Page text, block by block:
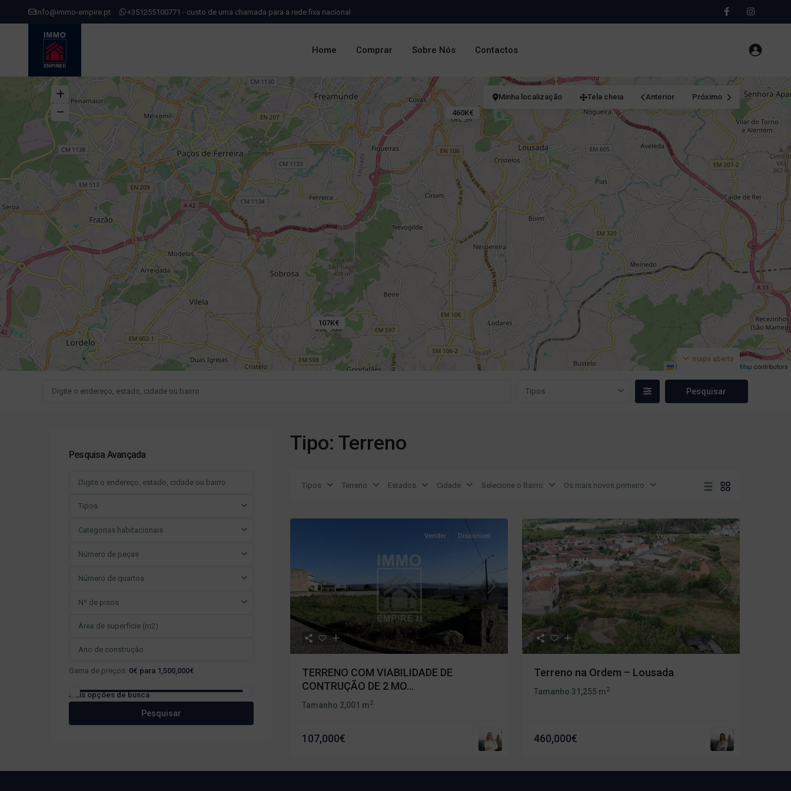
info@immo-empire.pt +351255100771 - custo de uma chamada para a rede fixa nacional
Home Comprar Sobre Nós Contactos
107K€
460K€
Leaflet © OpenStreetMapcontributors
mapa aberto
Minha localização Tela cheia Anterior Próximo
Tipos
Tipo: Terreno
Tipos Terreno Estados Cidade Selecione o Bairro Os mais novos primeiro
Previous Next
Vender Disponivel
TERRENO COM VIABILIDADE DE
CONTRUÇÃO DE 2 MO...
Tamanho 2,001 m2
107,000€
Previous Next
Vender Disponivel
Terreno na Ordem – Lousada
Tamanho 31,255 m2
460,000€
Pesquisa Avançada
Tipos
Categorias habitacionais
Número de peças
Número de quartos
Nº de pisos
Gama de preços: 0€ para 1,500,000€
Mais opções de busca
Pesquisar